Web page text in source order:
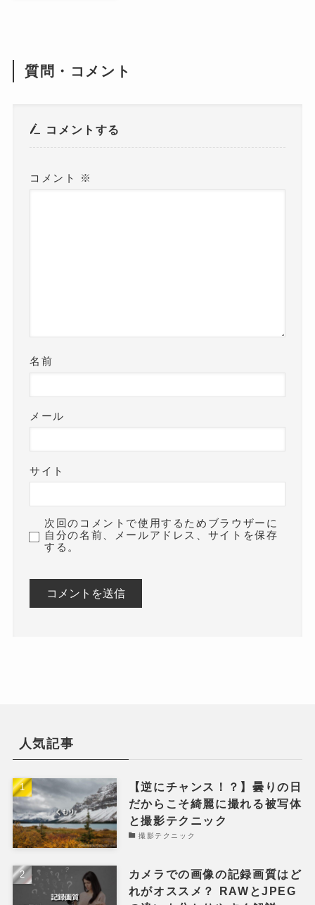
質問・コメント
コメントする
コメント ※
名前
メール
サイト
次回のコメントで使用するためブラウザーに
自分の名前、メールアドレス、サイトを保存
する。
人気記事
【逆にチャンス！？】曇りの日
だからこそ綺麗に撮れる被写体
と撮影テクニック
撮影テクニック
カメラでの画像の記録画質はど
れがオススメ？ RAWとJPEG